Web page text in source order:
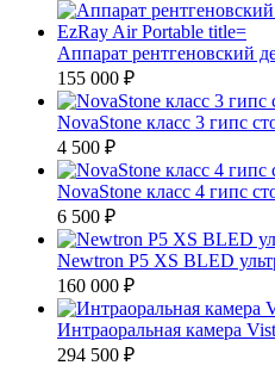
Аппарат рентгеновский
155 000 ₽
NovaStone класс 3 гипс
4 500 ₽
NovaStone класс 4 гипс
6 500 ₽
Newtron P5 XS BLED
160 000 ₽
Интраоральная камера
294 500 ₽